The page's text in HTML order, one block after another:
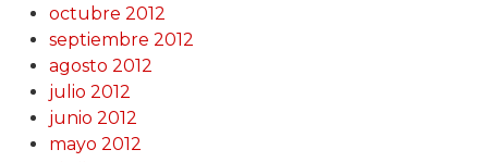
octubre 2012
septiembre 2012
agosto 2012
julio 2012
junio 2012
mayo 2012